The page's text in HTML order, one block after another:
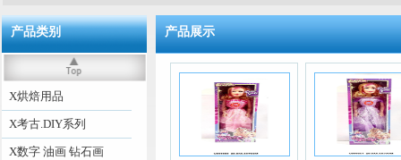
产品类别
X烘焙用品
X考古.DIY系列
X数字 油画 钻石画
产品展示